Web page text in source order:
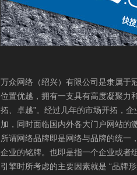
万众网络（绍兴）有限公司是隶属于
位置优越，拥有一支具有高度凝聚
拓、卓越”。经过几年的市场开拓，
加，同时面临国内外各大门户网站的
所谓网络品牌即是网络与品牌的统一
企业的铭牌。也即是指一个企业或者
引擎时所考虑的主要因素就是 “品牌